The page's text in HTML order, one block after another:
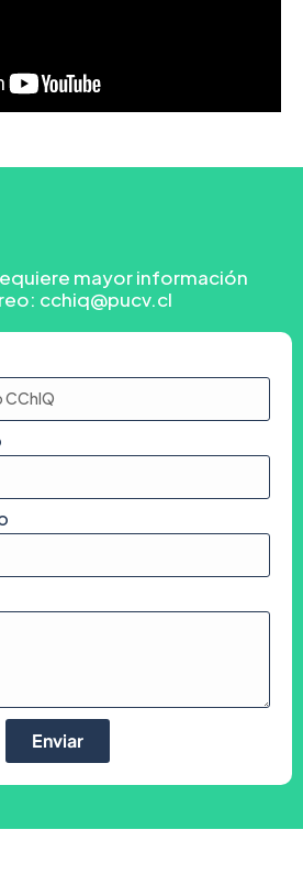
mayor información
cchiq@pucv.cl
Enviar